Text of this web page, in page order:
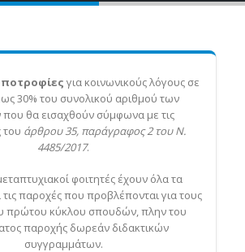
για κοινωνικούς λόγους σε
30% του συνολικού αριθμού των
που θα εισαχθούν σύμφωνα με τις
του άρθρου 35, παράγραφος 2 του Ν.
4485/2017.
φοιτητές έχουν όλα τα
τις παροχές που προβλέπονται για τους
πρώτου κύκλου σπουδών, πλην του
παροχής δωρεάν διδακτικών
συγγραμμάτων.